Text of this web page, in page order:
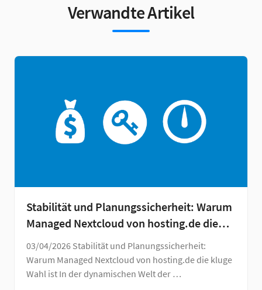
Verwandte Artikel
Stabilität und Planungssicherheit: Warum
Managed Nextcloud von hosting.de die
kluge Wahl ist
03/04/2026 Stabilität und Planungssicherheit:
Warum Managed Nextcloud von hosting.de die kluge
Wahl ist In der dynamischen Welt der …